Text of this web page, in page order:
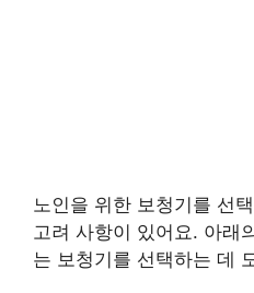
노인을 위한 보청기를 선
고려 사항이 있어요. 아래
는 보청기를 선택하는 데